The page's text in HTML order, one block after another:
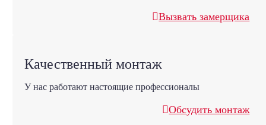
Вызвать замерщика
Качественный монтаж
У нас работают настоящие профессионалы
Обсудить монтаж